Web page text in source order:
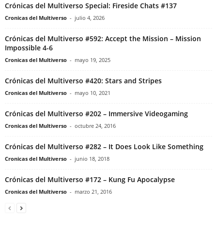
Crónicas del Multiverso Special: Fireside Chats #137
Cronicas del Multiverso - julio 4, 2026
Crónicas del Multiverso #592: Accept the Mission – Mission
Impossible 4-6
Cronicas del Multiverso - mayo 19, 2025
Crónicas del Multiverso #420: Stars and Stripes
Cronicas del Multiverso - mayo 10, 2021
Crónicas del Multiverso #202 – Immersive Videogaming
Cronicas del Multiverso - octubre 24, 2016
Crónicas del Multiverso #282 – It Does Look Like Something
Cronicas del Multiverso - junio 18, 2018
Crónicas del Multiverso #172 – Kung Fu Apocalypse
Cronicas del Multiverso - marzo 21, 2016